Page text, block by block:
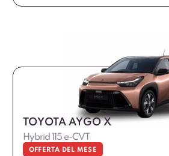
€
TOYOTA AYGO X
Hybrid 115 e-CVT
OFFERTA DEL MESE